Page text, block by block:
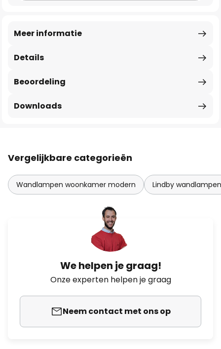
Details
Meer informatie
Beoordeling
Downloads
Vergelijkbare categorieën
Wandlampen woonkamer modern Lindby wandlampen
We helpen je graag!
Onze experten helpen je graag
Neem contact met ons op